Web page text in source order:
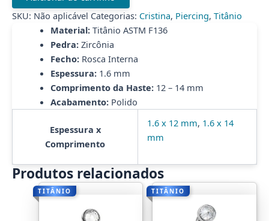
com
Serpente
quantidade
SKU: Não aplicável Categorias: Cristina, Piercing, Titânio
Material:Titânio ASTM F136
Pedra:Zircônia
Fecho:Rosca Interna
Espessura:1.6 mm
Comprimento da Haste:12 – 14 mm
Acabamento:Polido
Espessura x
Comprimento
1.6 x 12 mm, 1.6 x 14
mm
Produtos relacionados
TITÂNIO TITÂNIO